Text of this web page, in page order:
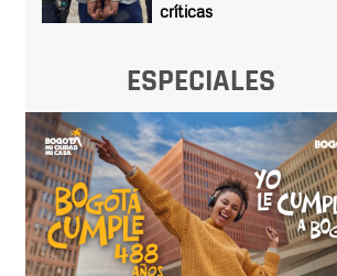
críticas
ESPECIALES